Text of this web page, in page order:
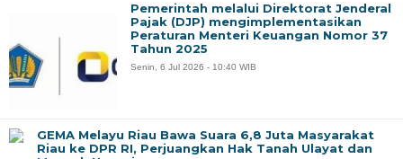
Pemerintah melalui Direktorat Jenderal
Pajak (DJP) mengimplementasikan
Peraturan Menteri Keuangan Nomor 37
Tahun 2025
Senin, 6 Jul 2026 - 10:40 WIB
GEMA Melayu Riau Bawa Suara 6,8 Juta Masyarakat
Riau ke DPR RI, Perjuangkan Hak Tanah Ulayat dan